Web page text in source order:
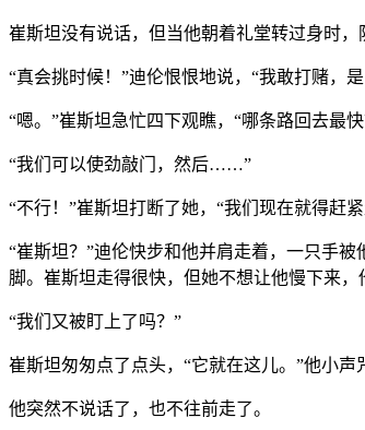
崔斯坦没有说话，但当他朝着礼堂转过身时，
“真会挑时候！”迪伦恨恨地说，“我敢打赌，
“嗯。”崔斯坦急忙四下观瞧，“哪条路回去最
“我们可以使劲敲门，然后……”
“不行！”崔斯坦打断了她，“我们现在就得赶
“崔斯坦？”迪伦快步和他并肩走着，一只手
脚。崔斯坦走得很快，但她不想让他慢下来，
“我们又被盯上了吗？”
崔斯坦匆匆点了点头，“它就在这儿。”他小
他突然不说话了，也不往前走了。